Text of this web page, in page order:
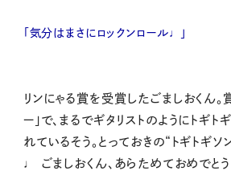
「気分はまさにロックンロール♩」
リンにゃる賞を受賞したごましおくん。
ー」で、まるでギタリストのようにトギ
れているそう。とっておきの“トギトギ
♩ ごましおくん、あらためておめでとう